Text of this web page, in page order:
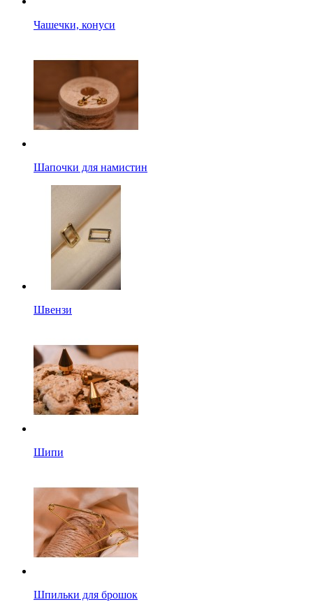
Чашечки, конуси
Шапочки для намистин
Швензи
Шипи
Шпильки для брошок